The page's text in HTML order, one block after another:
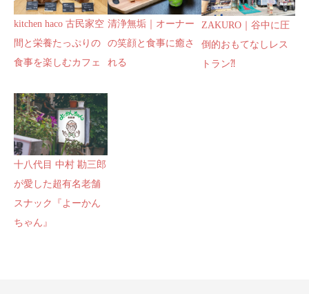
kitchen haco 古民家空
間と栄養たっぷりの
食事を楽しむカフェ
清浄無垢｜オーナー
の笑顔と食事に癒さ
れる
ZAKURO｜谷中に圧
倒的おもてなしレス
トラン⁈
十八代目 中村 勘三郎
が愛した超有名老舗
スナック『よーかん
ちゃん』